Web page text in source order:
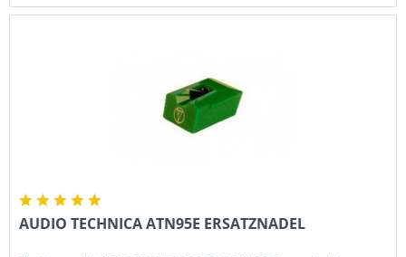
AUDIO TECHNICA ATN95E ERSATZNADEL